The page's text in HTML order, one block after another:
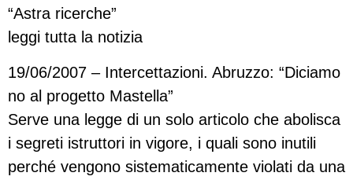
“Astra ricerche”
leggi tutta la notizia
19/06/2007 – Intercettazioni. Abruzzo: “Diciamo
no al progetto Mastella”
Serve una legge di un solo articolo che abolisca
i segreti istruttori in vigore, i quali sono inutili
perché vengono sistematicamente violati da una